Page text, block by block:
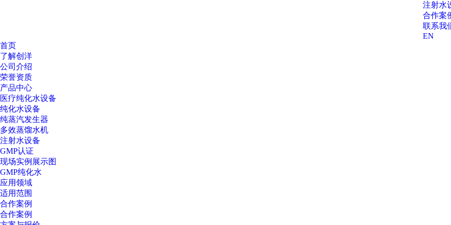
注射水
合作案
联系我
EN
首页
了解创洋
公司介绍
荣誉资质
产品中心
医疗纯化水设备
纯化水设备
纯蒸汽发生器
多效蒸馏水机
注射水设备
GMP认证
现场实例展示图
GMP纯化水
应用领域
适用范围
合作案例
合作案例